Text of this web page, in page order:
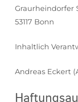
Graurheindorfer
53117 Bonn
Inhaltlich
Andreas Eckert